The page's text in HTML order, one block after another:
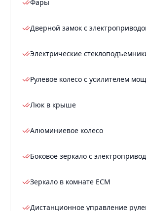
Фары
Дверной замок с
Электрические
Рулевое колесо с усилителем
Люк в крыше
Алюминиевое колесо
Боковое зеркало с
Зеркало в комнате ECM
Дистанционное управление